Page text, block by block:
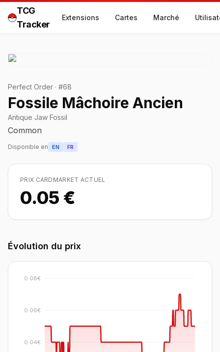
TCG
Tracker
Extensions Cartes Marché
Perfect Order · #68
Fossile Mâchoire Ancien
Antique Jaw Fossil
Common
Disponible en EN FR
PRIX CARDMARKET ACTUEL
0.05 €
Évolution du prix
0.04€
0.06€
0.08€